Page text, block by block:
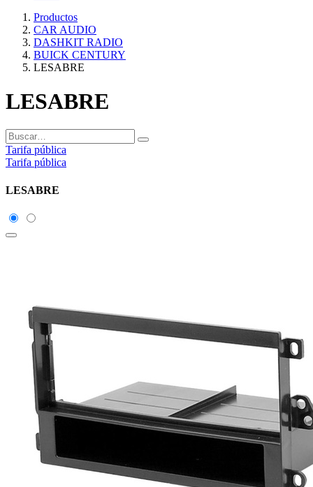
Productos
CAR AUDIO
DASHKIT RADIO
BUICK CENTURY
LESABRE
LESABRE
Tarifa pública
Tarifa pública
LESABRE